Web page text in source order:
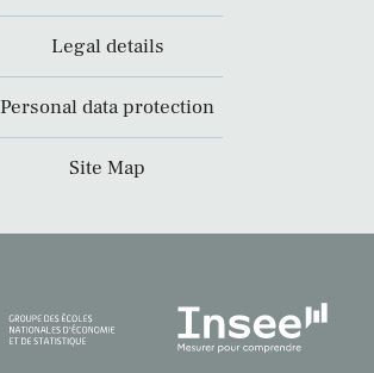
Legal details
Personal data protection
Site Map